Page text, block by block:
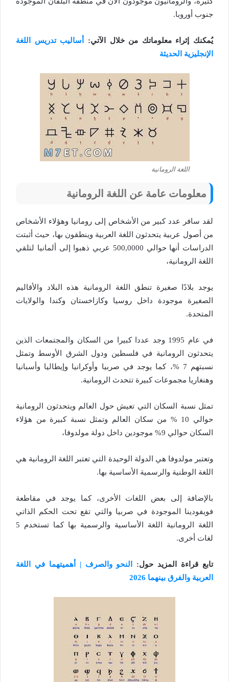
جنوب أوروبا.
يُمكنك إثراء معلوماتك من خلال الآتي:
أساليب تدريس اللغة
الإنجليزية الحديثة
اللغة الرومانية
معلومات عامة عن اللغة الرومانية
لقد سافر عدد كبير من الأشخاص إلى رومانيا وهؤلاء الأشخاص
من أصول عربية يتحدثون اللغة العربية وينطقون بها، حيث أثبتت
الدراسات أنها حوالي 500,0000 عربي ذهبوا إلى ألمانيا لتلقي
اللغة الرومانية،
يوجد بلادًا صغيرة تنطق اللغة الرومانية هذه البلاد والأقاليم
الصغيرة موجودة داخل روسيا وكازاخستان وكندا والولايات
المتحدة.
في عام 1995 وجد عددا كبيرا من السكان والمجتمعات الذين
يتحدثون الرومانية في فلسطين ودول الشرق الأوسط وتمثل
نسبتهم 7 %، كما يوجد في صربيا وأوكرانيا وإيطاليا وأسبانيا
وهنغاريا مجموعات كبيرة تتحدث الرومانية.
تمثل نسبة السكان التي تعيش حول العالم ويتحدثون الرومانية
حوالي 10 % من سكان العالم وتمثل نسبة كبيرة من هؤلاء
السكان حوالي 9% موجودين داخل دولة مولدوفا،
وتعتبر مولدوفا هي الدولة الوحيدة التي تعتبر اللغة الرومانية هي
اللغة الوطنية والرسمية الأساسية بها.
بالإضافة إلى بعض اللغات الأخرى، كما يوجد في مقاطعة
فويفودينا الموجودة في صربيا والتي تقع تحت الحكم الذاتي
اللغة الرومانية اللغة الأساسية والرسمية بها كما تستخدم 5
لغات أخرى.
تابع قراءة المزيد حول:
النحو والصرف | أهميتهما في اللغة
العربية والفرق بينهما 2026